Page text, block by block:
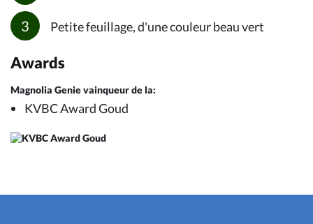
Petite feuillage, d'une couleur beau vert
Awards
Magnolia Genie vainqueur de la:
KVBC Award Goud